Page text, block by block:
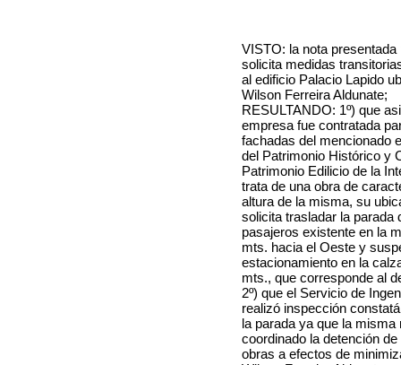
VISTO: la nota
solicita medidas
al edificio Palacio Lapido
Wilson Ferreira Aldunate;
RESULTANDO: 1º) que
empresa fue contratada
fachadas del mencionado
del Patrimonio Histórico y
Patrimonio Edilicio de la
trata de una obra de
altura de la misma, su
solicita trasladar la parada
pasajeros existente en la
mts. hacia el Oeste y
estacionamiento en la
mts., que corresponde al
2º) que el Servicio de
realizó inspección
la parada ya que la
coordinado la detención
obras a efectos de